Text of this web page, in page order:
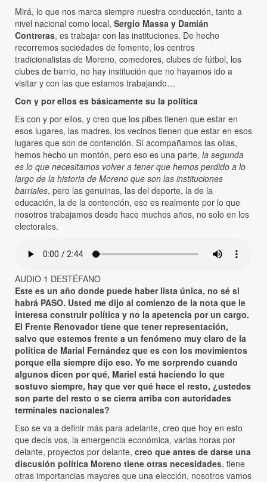
Mirá, lo que nos marca siempre nuestra conducción, tanto a
nivel nacional como local, Sergio Massa y Damián
Contreras, es trabajar con las instituciones. De hecho
recorremos sociedades de fomento, los centros
tradicionalistas de Moreno, comedores, clubes de fútbol, los
clubes de barrio, no hay institución que no hayamos ido a
visitar y con las que estamos trabajando…
Con y por ellos es básicamente su la política
Es con y por ellos, y creo que los pibes tienen que estar en
esos lugares, las madres, los vecinos tienen que estar en esos
lugares que son de contención. Sí acompañamos las ollas,
hemos hecho un montón, pero eso es una parte, la segunda
es lo que necesitamos volver a tener que hemos perdido a lo
largo de la historia de Moreno que son las instituciones
barriales, pero las genuinas, las del deporte, la de la
educación, la de la contención, eso es realmente por lo que
nosotros trabajamos desde hace muchos años, no solo en los
electorales.
AUDIO 1 DESTÉFANO
Este es un año donde puede haber lista única, no sé si
habrá PASO. Usted me dijo al comienzo de la nota que le
interesa construir política y no la apetencia por un cargo.
El Frente Renovador tiene que tener representación,
salvo que estemos frente a un fenómeno muy claro de la
política de Marial Fernández que es con los movimientos
porque ella siempre dijo eso. Yo me sorprendo cuando
algunos dicen por qué, Mariel está haciendo lo que
sostuvo siempre, hay que ver qué hace el resto, ¿ustedes
son parte del resto o se cierra arriba con autoridades
terminales nacionales?
Eso se va a definir más para adelante, creo que hoy en esto
que decís vos, la emergencia económica, varias horas por
delante, proyectos por delante, creo que antes de darse una
discusión política Moreno tiene otras necesidades, tiene
otras importancias mayores que una elección, nosotros vamos